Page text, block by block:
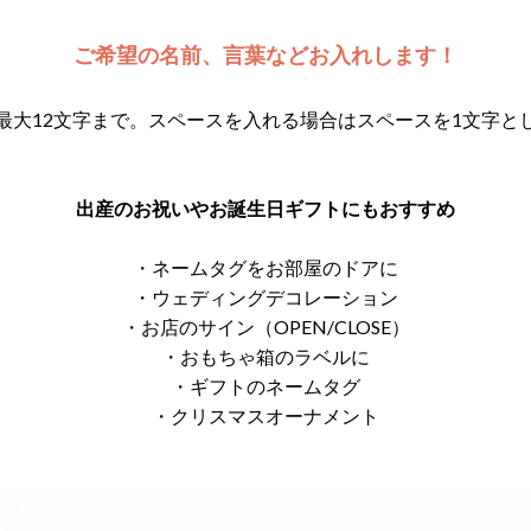
ご希望の名前、言葉などお入れします！
大12文字まで。スペースを入れる場合はスペースを1文字と
出産のお祝いやお誕生日ギフトにもおすすめ
・ネームタグをお部屋のドアに
・ウェディングデコレーション
・お店のサイン（OPEN/CLOSE）
・おもちゃ箱のラベルに
・ギフトのネームタグ
・クリスマスオーナメント